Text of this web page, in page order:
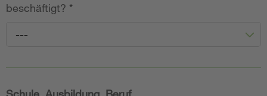
beschäftigt? *
---